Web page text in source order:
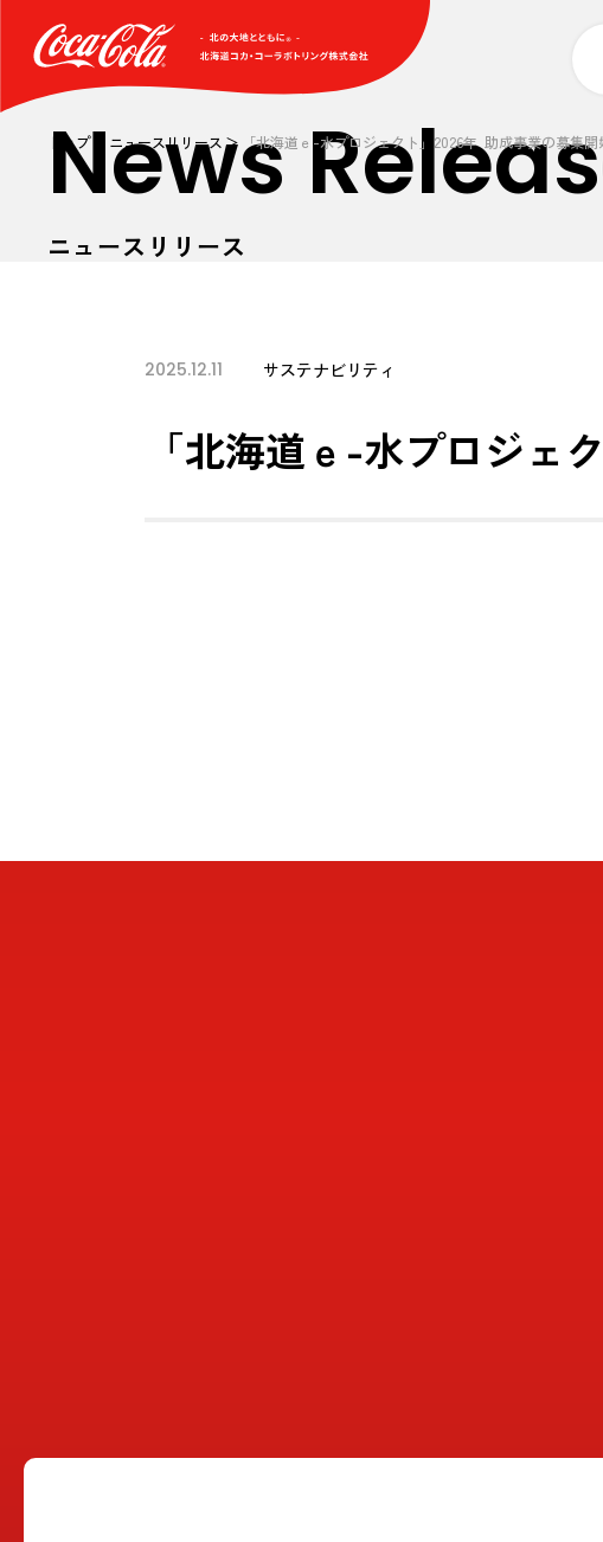
トップ ニュースリリース 「北海道ｅ-水プロジェクト」2026年 助成事業の募集開
News
ニュースリリース
2025.12.11 サステナビリティ
「北海道ｅ-水プロジェ